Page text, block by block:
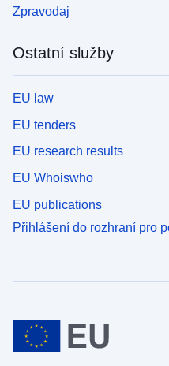
Zpravodaj
Ostatní služby
EU law
EU tenders
EU research results
EU Whoiswho
EU publications
Přihlášení do rozhraní pro